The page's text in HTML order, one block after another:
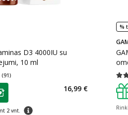
D3 4000IU su
10 ml
(91) 4.91
klubo narių
2 vnt. patarimas
16,99 €
%